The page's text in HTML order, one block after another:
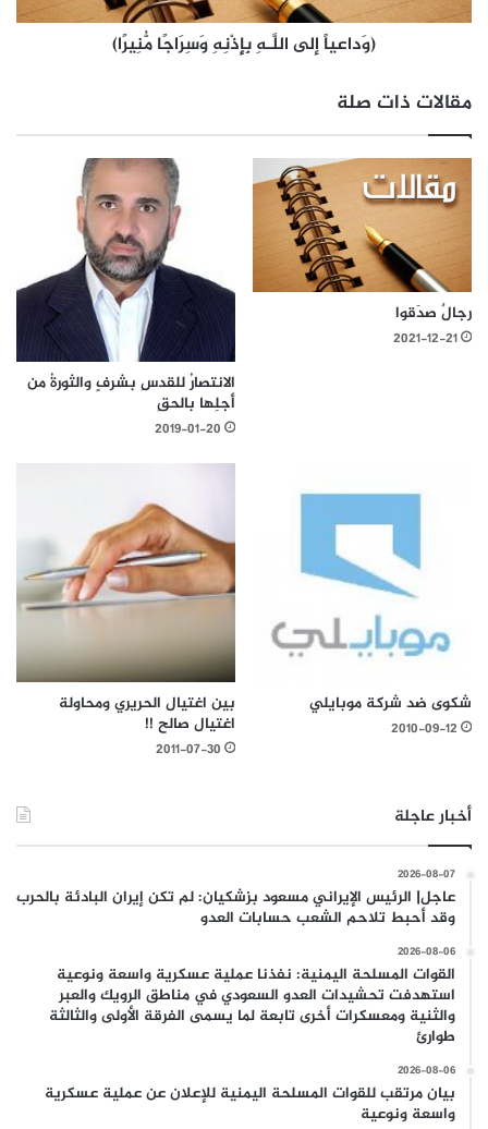
(وَداعياً إلى اللَّـهِ بِإِذْنِهِ وَسِرَاجًا مُّنِيرًا)
مقالات ذات صلة
رجالٌ صدَقوا
2021-12-21
الانتصارُ للقدسِ بشرفٍ والثورةُ من
أجلِها بالحقِ
2019-01-20
شكوى ضد شركة موبايلي
2010-09-12
بين اغتيال الحريري ومحاولة
اغتيال صالح !!
2011-07-30
أخبار عاجلة
2026-08-07
عاجل| الرئيس الإيراني مسعود بزشكيان: لم تكن إيران البادئة بالحرب
وقد أحبط تلاحم الشعب حسابات العدو
2026-08-06
القوات المسلحة اليمنية: نفذنا عملية عسكرية واسعة ونوعية
استهدفت تحشيدات العدو السعودي في مناطق الرويك والعبر
والثنية ومعسكرات أخرى تابعة لما يسمى الفرقة الأولى والثالثة
طوارئ
2026-08-06
بيان مرتقب للقوات المسلحة اليمنية للإعلان عن عملية عسكرية
واسعة ونوعية